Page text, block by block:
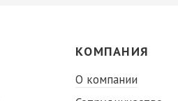
КОМПАНИЯ
О компании